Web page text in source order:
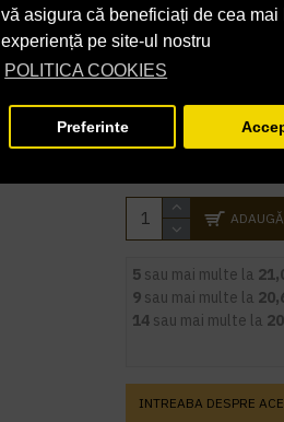
vă asigura că beneficiați de cea mai
experiență pe site-ul nostru
POLITICA COOKIES
Preferinte21,69 lei+
5 sau mai multe la
9 sau mai multe la
14 sau mai multe la
INTREABA DESPRE